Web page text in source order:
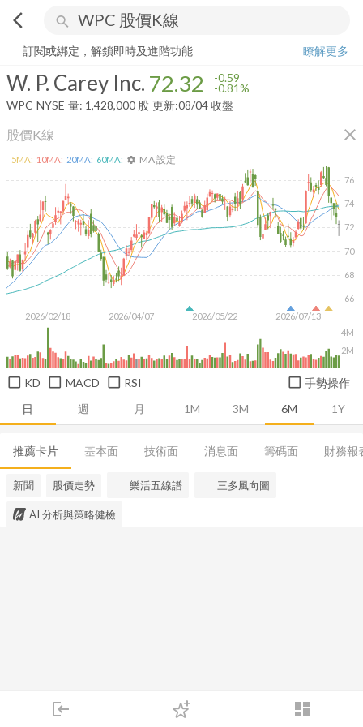
arrow_back_ios search
login dashboard
下單
W. P. Carey Inc. 72.32 -0.81%
訂閱或綁定，解鎖即時及進階功能
瞭解更多
W. P. Carey Inc. 72.32 -0.59
-0.81%
WPC NYSE 量: 1,428,000 股 更新:08/04 收盤
股價K線 close
日 週 月 1M 3M 6M 1Y
2026/02/18 2026/04/07 2026/05/22 2026/07/13
66
68
70
72
74
76
2M
4M
5MA: 10MA: 20MA: 60MA: settings MA 設定
KD MACD RSI 手勢操作
推薦卡片 基本面 技術面 消息面 籌碼面 財務報
新聞 股價走勢 樂活五線譜 三多風向圖
AI 分析與策略健檢